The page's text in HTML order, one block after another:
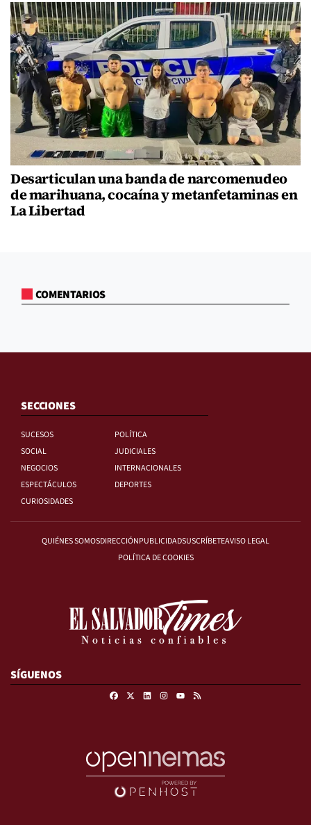
Desarticulan una banda de narcomenudeo
de marihuana, cocaína y metanfetaminas en
La Libertad
COMENTARIOS
SECCIONES
SUCESOS
POLÍTICA
SOCIAL
JUDICIALES
NEGOCIOS
INTERNACIONALES
ESPECTÁCULOS
DEPORTES
CURIOSIDADES
QUIÉNES SOMOSDIRECCIÓNPUBLICIDADSUSCRÍBETEAVISO LEGAL
POLÍTICA DE COOKIES
SÍGUENOS
FacebookLinkedinInstagram